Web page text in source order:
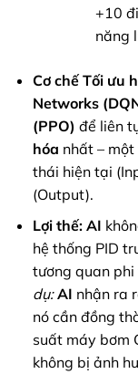
+10
năng
Cơ chế Tối ưu
Networks
(PPO) để liên
hóa nhất –
thái hiện tại
(Output).
Lợi thế: AI
hệ thống PID
tương quan
dụ: AI nhận ra
nó cần đồng
suất máy bơm
không bị ảnh